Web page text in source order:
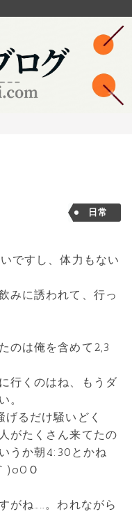
日常
ですし、体力もない
みに誘われて、行っ
のは俺を含めて2,3
行くのはね、もうダ
。
るだけ騒いどく
がたくさん来てたの
うか朝4:30とかね
)oOＯ
がね……。われながら